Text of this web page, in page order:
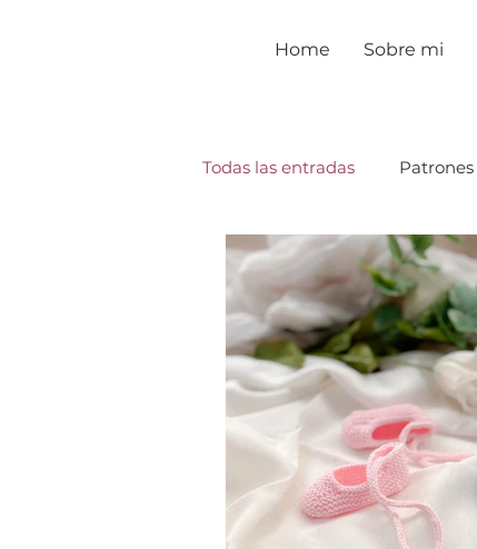
Home Sobre mi
Todas las entradas Patrones
Tutoriales